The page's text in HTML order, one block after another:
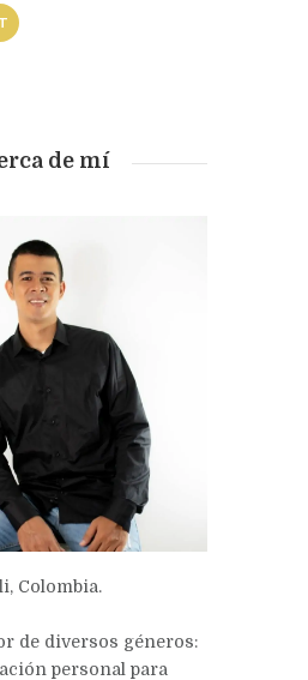
de mí
Colombia.
de diversos géneros:
personal para